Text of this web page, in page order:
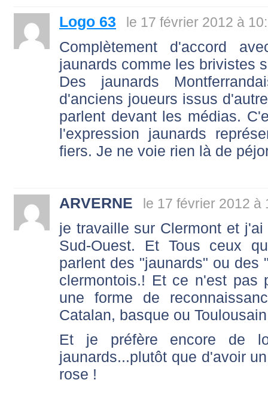
Logo 63 le 17 février 2012 à
Complètement d'accord
jaunards comme les brivistes
Des jaunards
d'anciens joueurs issus
parlent devant les médias.
l'expression jaunards
fiers. Je ne voie rien là de
ARVERNE le 17 février 2012 à
je travaille sur Clermont et
Sud-Ouest. Et Tous ceux
parlent des "jaunards" ou des
clermontois.! Et ce n'est pas
une forme de
Catalan, basque ou
Et je préfère encore de
jaunards...plutôt que d'avoir
rose !